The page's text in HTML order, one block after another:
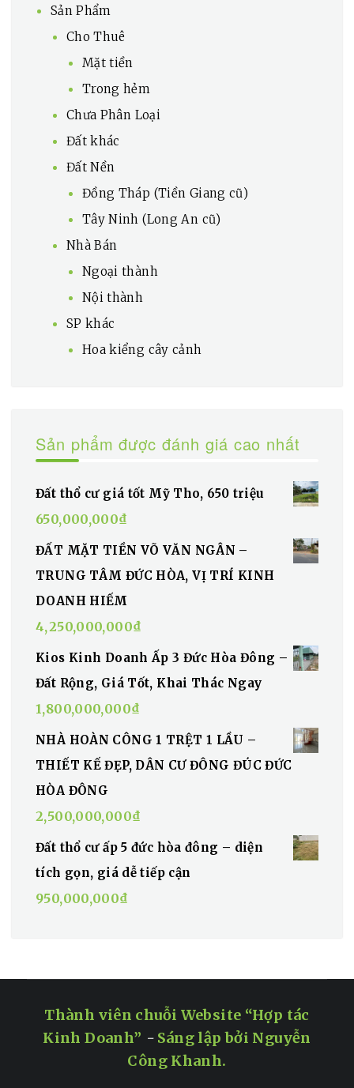
Sản Phẩm
Cho Thuê
Mặt tiền
Trong hẻm
Chưa Phân Loại
Đất khác
Đất Nền
Đồng Tháp (Tiền Giang cũ)
Tây Ninh (Long An cũ)
Nhà Bán
Ngoại thành
Nội thành
SP khác
Hoa kiểng cây cảnh
Sản phẩm được đánh giá cao nhất
Đất thổ cư giá tốt Mỹ Tho, 650 triệu
650,000,000₫
ĐẤT MẶT TIỀN VÕ VĂN NGÂN –
TRUNG TÂM ĐỨC HÒA, VỊ TRÍ KINH
DOANH HIẾM
4,250,000,000₫
Kios Kinh Doanh Ấp 3 Đức Hòa Đông –
Đất Rộng, Giá Tốt, Khai Thác Ngay
1,800,000,000₫
NHÀ HOÀN CÔNG 1 TRỆT 1 LẦU –
THIẾT KẾ ĐẸP, DÂN CƯ ĐÔNG ĐÚC ĐỨC
HÒA ĐÔNG
2,500,000,000₫
Đất thổ cư ấp 5 đức hòa đông – diện
tích gọn, giá dễ tiếp cận
950,000,000₫
Thành viên chuỗi Website “Hợp tác
Kinh Doanh” - Sáng lập bởi Nguyễn
Công Khanh.